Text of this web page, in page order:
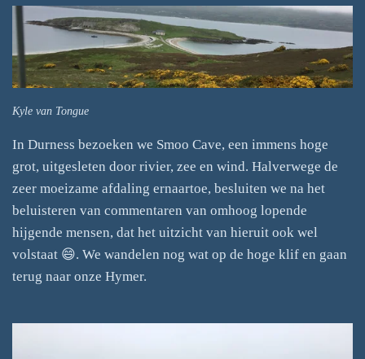
Kyle van Tongue
In Durness bezoeken we Smoo Cave, een immens hoge
grot, uitgesleten door rivier, zee en wind. Halverwege de
zeer moeizame afdaling ernaartoe, besluiten we na het
beluisteren van commentaren van omhoog lopende
hijgende mensen, dat het uitzicht van hieruit ook wel
volstaat 😄. We wandelen nog wat op de hoge klif en gaan
terug naar onze Hymer.